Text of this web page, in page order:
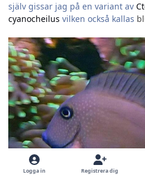
själv gissar jag på en variant av
cyanocheilus vilken också kallas
Logga in Registrera dig